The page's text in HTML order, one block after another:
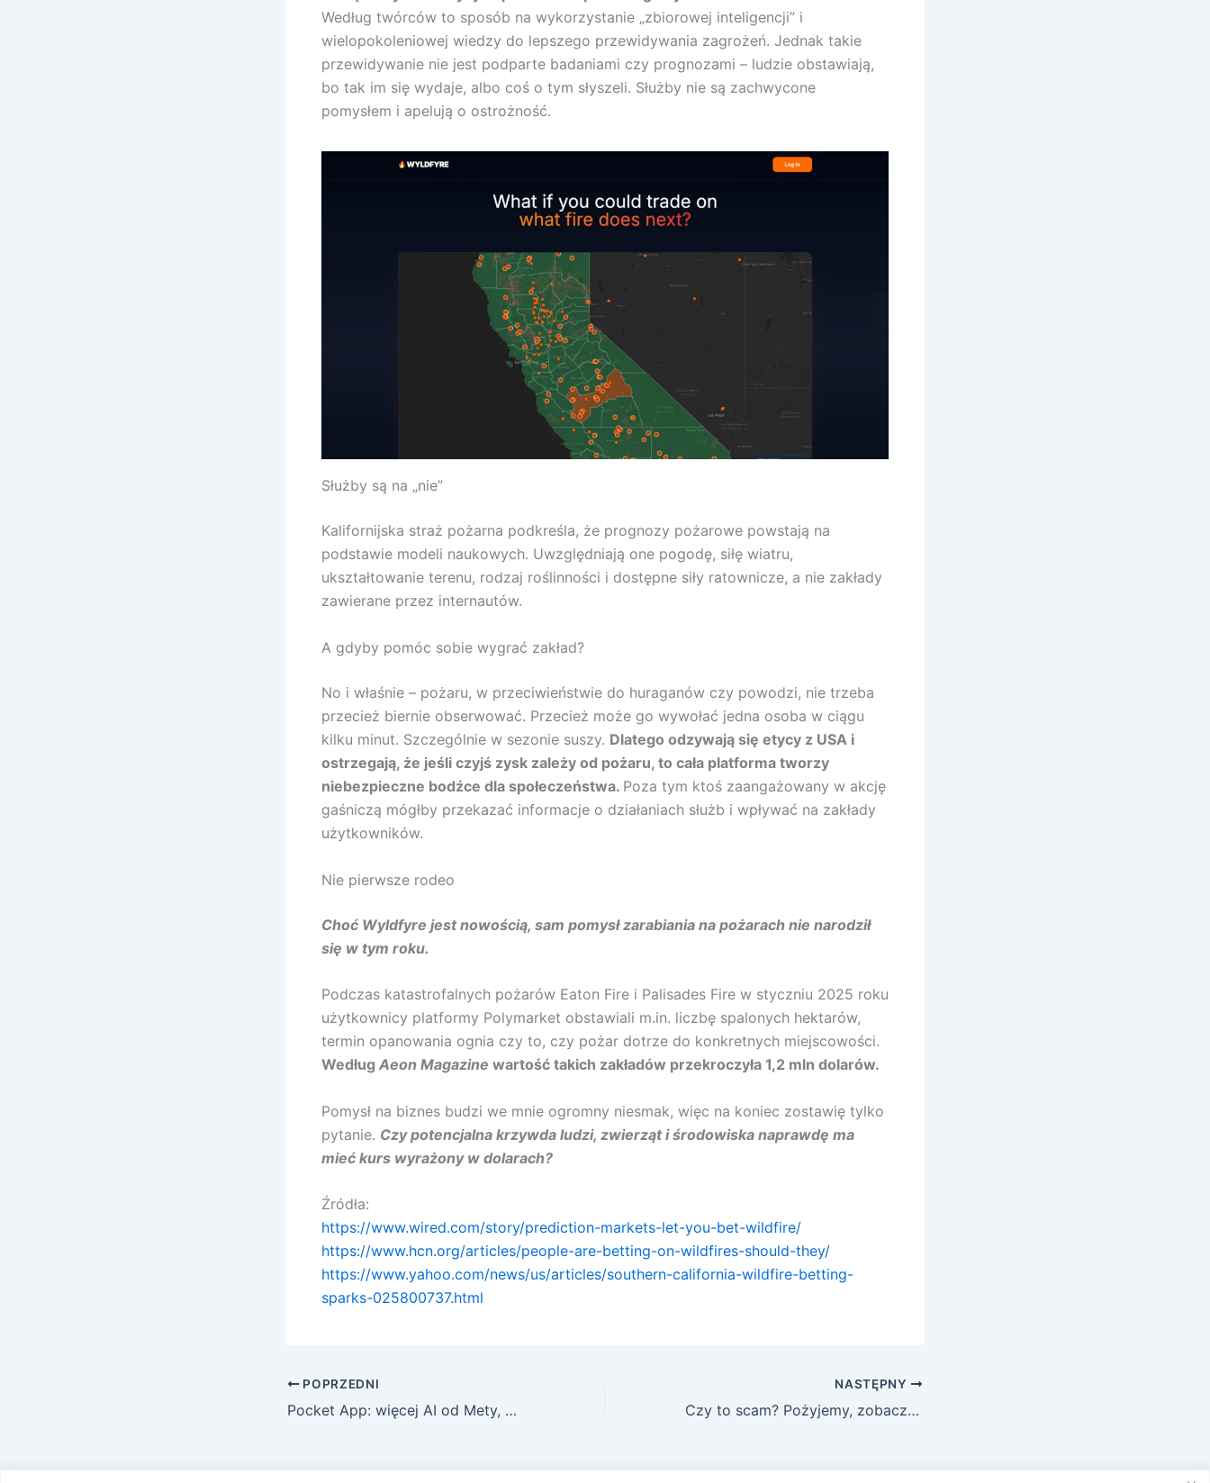
Według twórców to sposób na wykorzystanie „zbiorowej inteligencji” i
wielopokoleniowej wiedzy do lepszego przewidywania zagrożeń. Jednak takie
przewidywanie nie jest podparte badaniami czy prognozami – ludzie obstawiają,
bo tak im się wydaje, albo coś o tym słyszeli. Służby nie są zachwycone
pomysłem i apelują o ostrożność.
Służby są na „nie”
Kalifornijska straż pożarna podkreśla, że prognozy pożarowe powstają na
podstawie modeli naukowych. Uwzględniają one pogodę, siłę wiatru,
ukształtowanie terenu, rodzaj roślinności i dostępne siły ratownicze, a nie zakłady
zawierane przez internautów.
A gdyby pomóc sobie wygrać zakład?
No i właśnie – pożaru, w przeciwieństwie do huraganów czy powodzi, nie trzeba
przecież biernie obserwować. Przecież może go wywołać jedna osoba w ciągu
kilku minut. Szczególnie w sezonie suszy. Dlatego odzywają się etycy z USA i
ostrzegają, że jeśli czyjś zysk zależy od pożaru, to cała platforma tworzy
niebezpieczne bodźce dla społeczeństwa. Poza tym ktoś zaangażowany w akcję
gaśniczą mógłby przekazać informacje o działaniach służb i wpływać na zakłady
użytkowników.
Nie pierwsze rodeo
Choć Wyldfyre jest nowością, sam pomysł zarabiania na pożarach nie narodził
się w tym roku.
Podczas katastrofalnych pożarów Eaton Fire i Palisades Fire w styczniu 2025 roku
użytkownicy platformy Polymarket obstawiali m.in. liczbę spalonych hektarów,
termin opanowania ognia czy to, czy pożar dotrze do konkretnych miejscowości.
Według Aeon Magazine wartość takich zakładów przekroczyła 1,2 mln dolarów.
Pomysł na biznes budzi we mnie ogromny niesmak, więc na koniec zostawię tylko
pytanie. Czy potencjalna krzywda ludzi, zwierząt i środowiska naprawdę ma
mieć kurs wyrażony w dolarach?
Źródła:
https://www.wired.com/story/prediction-markets-let-you-bet-wildfire/
https://www.hcn.org/articles/people-are-betting-on-wildfires-should-they/
https://www.yahoo.com/news/us/articles/southern-california-wildfire-betting-
sparks-025800737.html
POPRZEDNI
Pocket App: więcej AI od Mety, wytrzymamy!
NASTĘPNY
Czy to scam? Pożyjemy, zobaczymy